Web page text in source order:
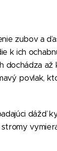
zubov a
k ich
dochádza až
povlak,
dážď